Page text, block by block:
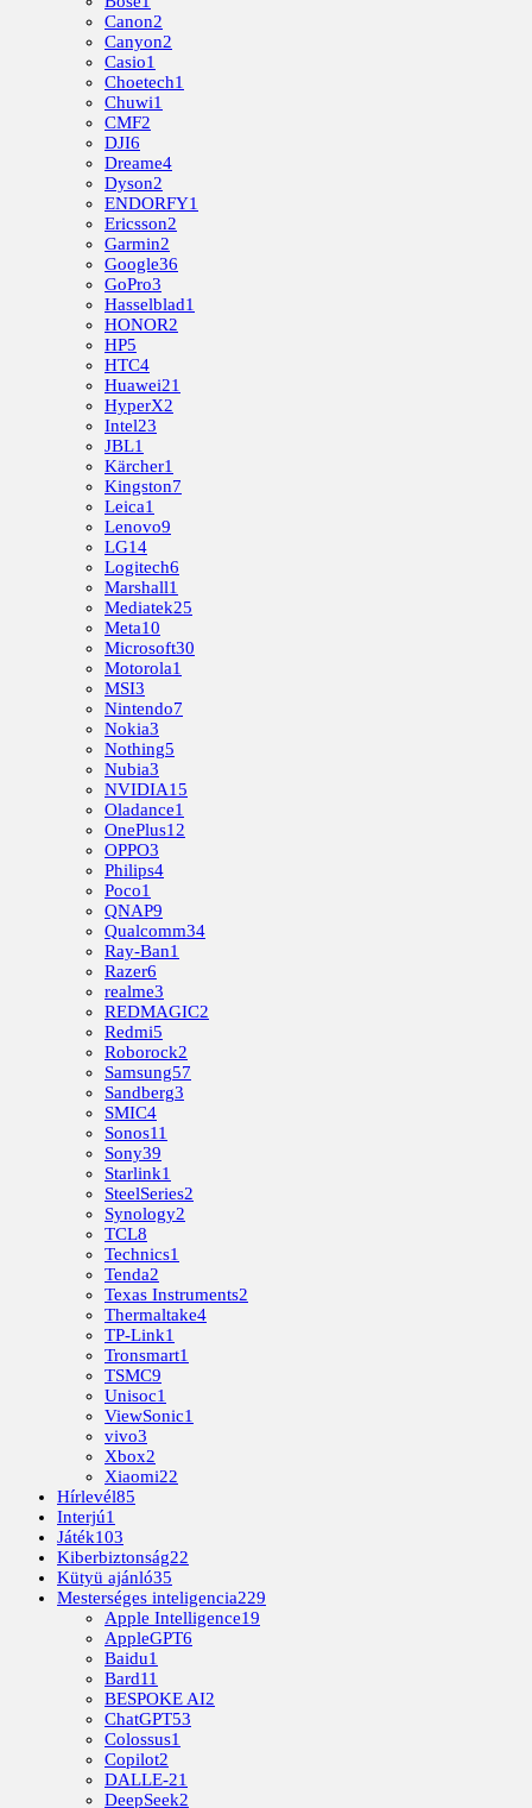
Canon2
Canyon2
Casio1
Choetech1
Chuwi1
CMF2
DJI6
Dreame4
Dyson2
ENDORFY1
Ericsson2
Garmin2
Google36
GoPro3
Hasselblad1
HONOR2
HP5
HTC4
Huawei21
HyperX2
Intel23
JBL1
Kärcher1
Kingston7
Leica1
Lenovo9
LG14
Logitech6
Marshall1
Mediatek25
Meta10
Microsoft30
Motorola1
MSI3
Nintendo7
Nokia3
Nothing5
Nubia3
NVIDIA15
Oladance1
OnePlus12
OPPO3
Philips4
Poco1
QNAP9
Qualcomm34
Ray-Ban1
Razer6
realme3
REDMAGIC2
Redmi5
Roborock2
Samsung57
Sandberg3
SMIC4
Sonos11
Sony39
Starlink1
SteelSeries2
Synology2
TCL8
Technics1
Tenda2
Texas Instruments2
Thermaltake4
TP-Link1
Tronsmart1
TSMC9
Unisoc1
ViewSonic1
vivo3
Xbox2
Xiaomi22
Hírlevél85
Interjú1
Játék103
Kiberbiztonság22
Kütyü ajánló35
Mesterséges inteligencia229
Apple Intelligence19
AppleGPT6
Baidu1
Bard11
BESPOKE AI2
ChatGPT53
Colossus1
Copilot2
DALLE-21
DeepSeek2